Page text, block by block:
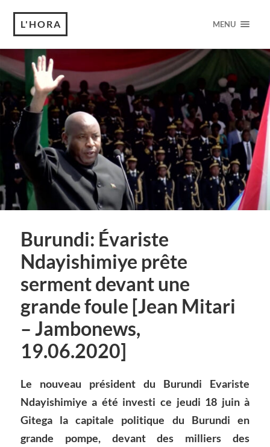
L'HORA MENU
Burundi: Évariste
Ndayishimiye prête
serment devant une
grande foule [Jean Mitari
– Jambonews,
19.06.2020]
Le nouveau président du Burundi Evariste
Ndayishimiye a été investi ce jeudi 18 juin à
Gitega la capitale politique du Burundi en
grande pompe, devant des milliers des